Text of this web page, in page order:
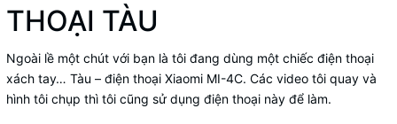
THOẠI TÀU
Ngoài lề một chút với bạn là tôi đang dùng một chiếc điện thoại
xách tay… Tàu – điện thoại Xiaomi MI-4C. Các video tôi quay và
hình tôi chụp thì tôi cũng sử dụng điện thoại này để làm.